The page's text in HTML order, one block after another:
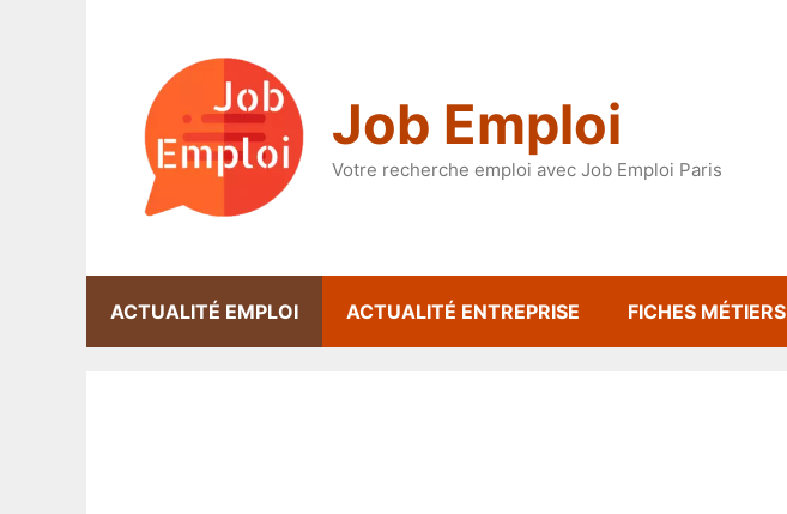
Job Emploi
Votre recherche emploi avec Job Emploi Paris
ACTUALITÉ EMPLOI ACTUALITÉ ENTREPRISE FICHES MÉTIERS